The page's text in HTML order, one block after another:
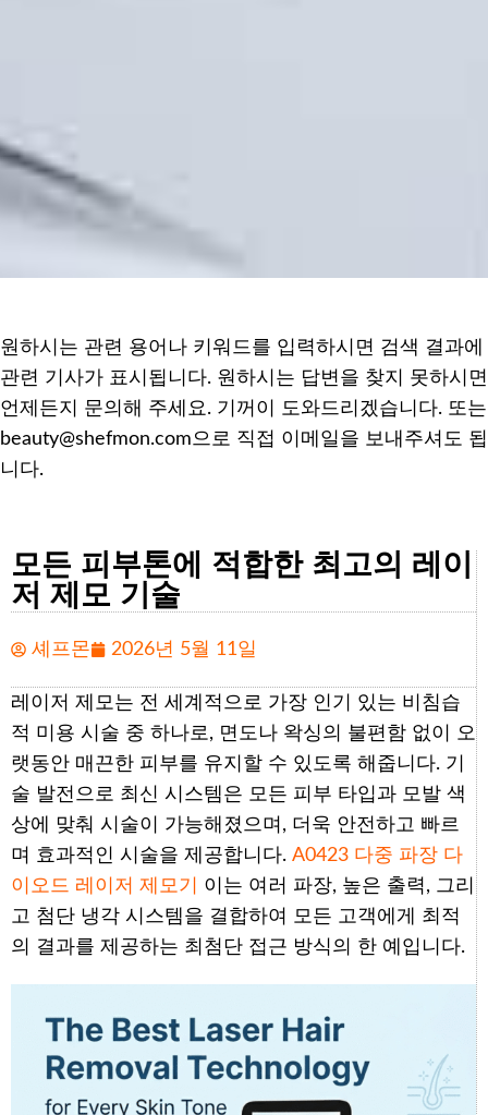
원하시는 관련 용어나 키워드를 입력하시면 검색 결과에
관련 기사가 표시됩니다. 원하시는 답변을 찾지 못하시면
언제든지 문의해 주세요. 기꺼이 도와드리겠습니다. 또는
beauty@shefmon.com으로 직접 이메일을 보내주셔도 됩
니다.
모든 피부톤에 적합한 최고의 레이
저 제모 기술
셰프몬 2026년 5월 11일
레이저 제모는 전 세계적으로 가장 인기 있는 비침습
적 미용 시술 중 하나로, 면도나 왁싱의 불편함 없이 오
랫동안 매끈한 피부를 유지할 수 있도록 해줍니다. 기
술 발전으로 최신 시스템은 모든 피부 타입과 모발 색
상에 맞춰 시술이 가능해졌으며, 더욱 안전하고 빠르
며 효과적인 시술을 제공합니다. A0423 다중 파장 다
이오드 레이저 제모기
이는 여러 파장, 높은 출력, 그리
고 첨단 냉각 시스템을 결합하여 모든 고객에게 최적
의 결과를 제공하는 최첨단 접근 방식의 한 예입니다.